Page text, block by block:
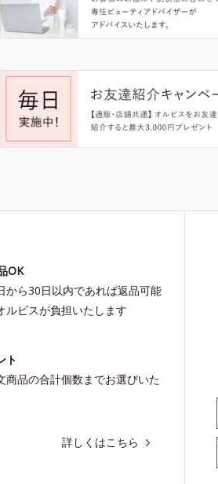
OK
から30日以内であれば返品可能
ビスが負担いたします
ト
商品の合計個数までお選びいた
詳しくはこちら